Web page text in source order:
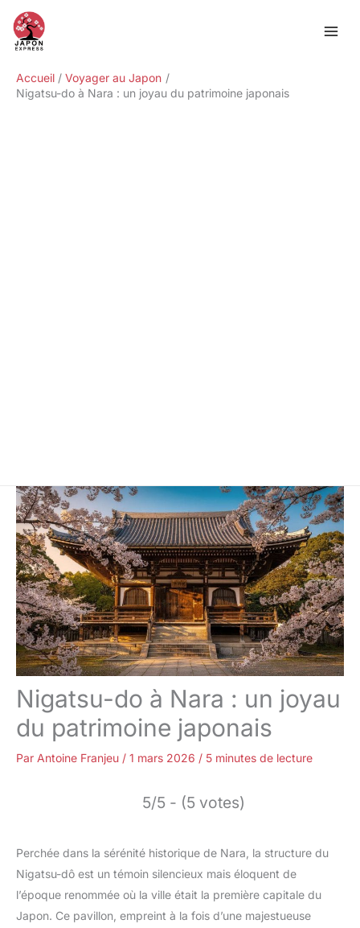
contenu
Accueil
Voyager au Japon
Nigatsu-do à Nara : un joyau du patrimoine japonais
Nigatsu-do à Nara : un joyau
du patrimoine japonais
Par Antoine Franjeu / 1 mars 2026 / 5 minutes de lecture
5/5 - (5 votes)
Perchée dans la sérénité historique de Nara, la structure du
Nigatsu-dô est un témoin silencieux mais éloquent de
l’époque renommée où la ville était la première capitale du
Japon. Ce pavillon, empreint à la fois d’une majestueuse
Rechercher